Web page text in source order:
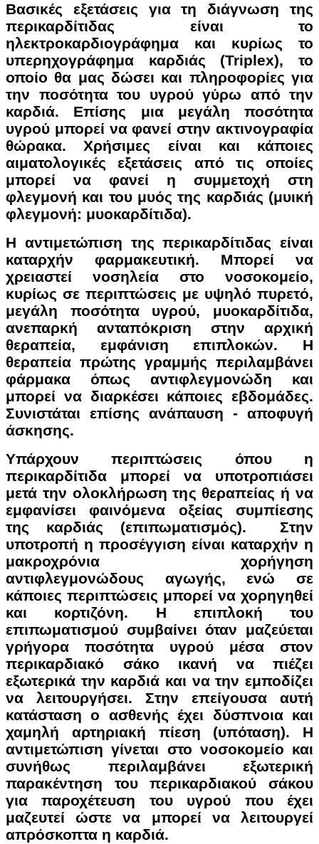
Βασικές εξετάσεις για τη διάγνωση της
περικαρδίτιδας είναι το
ηλεκτροκαρδιογράφημα και κυρίως το
υπερηχογράφημα καρδιάς (Triplex), το
οποίο θα μας δώσει και πληροφορίες για
την ποσότητα του υγρού γύρω από την
καρδιά. Επίσης μια μεγάλη ποσότητα
υγρού μπορεί να φανεί στην ακτινογραφία
θώρακα. Χρήσιμες είναι και κάποιες
αιματολογικές εξετάσεις από τις οποίες
μπορεί να φανεί η συμμετοχή στη
φλεγμονή και του μυός της καρδιάς (μυική
φλεγμονή: μυοκαρδίτιδα).
Η αντιμετώπιση της περικαρδίτιδας είναι
καταρχήν φαρμακευτική. Μπορεί να
χρειαστεί νοσηλεία στο νοσοκομείο,
κυρίως σε περιπτώσεις με υψηλό πυρετό,
μεγάλη ποσότητα υγρού, μυοκαρδίτιδα,
ανεπαρκή ανταπόκριση στην αρχική
θεραπεία, εμφάνιση επιπλοκών. Η
θεραπεία πρώτης γραμμής περιλαμβάνει
φάρμακα όπως αντιφλεγμονώδη και
μπορεί να διαρκέσει κάποιες εβδομάδες.
Συνιστάται επίσης ανάπαυση - αποφυγή
άσκησης.
Υπάρχουν περιπτώσεις όπου η
περικαρδίτιδα μπορεί να υποτροπιάσει
μετά την ολοκλήρωση της θεραπείας ή να
εμφανίσει φαινόμενα οξείας συμπίεσης
της καρδιάς (επιπωματισμός). Στην
υποτροπή η προσέγγιση είναι καταρχήν η
μακροχρόνια χορήγηση
αντιφλεγμονώδους αγωγής, ενώ σε
κάποιες περιπτώσεις μπορεί να χορηγηθεί
και κορτιζόνη. Η επιπλοκή του
επιπωματισμού συμβαίνει όταν μαζεύεται
γρήγορα ποσότητα υγρού μέσα στον
περικαρδιακό σάκο ικανή να πιέζει
εξωτερικά την καρδιά και να την εμποδίζει
να λειτουργήσει. Στην επείγουσα αυτή
κατάσταση ο ασθενής έχει δύσπνοια και
χαμηλή αρτηριακή πίεση (υπόταση). Η
αντιμετώπιση γίνεται στο νοσοκομείο και
συνήθως περιλαμβάνει εξωτερική
παρακέντηση του περικαρδιακού σάκου
για παροχέτευση του υγρού που έχει
μαζευτεί ώστε να μπορεί να λειτουργεί
απρόσκοπτα η καρδιά.